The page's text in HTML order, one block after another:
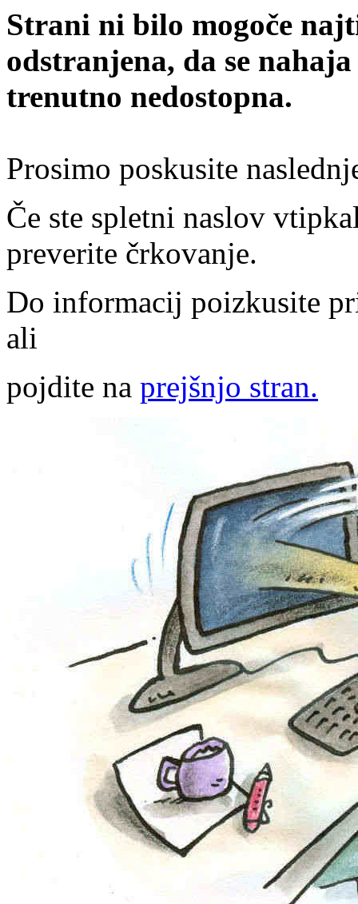
Strani ni bilo mogoče
odstranjena, da se
trenutno nedostopna.
Prosimo poskusite
Če ste spletni naslov
preverite črkovanje.
Do informacij poizkusite
ali
pojdite na prejšnjo stran.